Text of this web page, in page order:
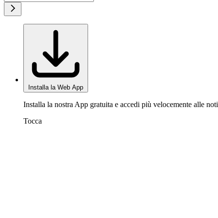
Installa la Web App
Installa la nostra App gratuita e accedi più velocemente alle
Tocca